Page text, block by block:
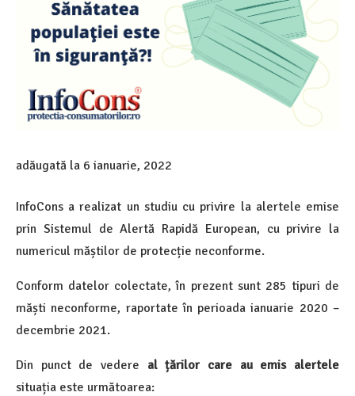
adăugată la 6 ianuarie, 2022
InfoCons a realizat un studiu cu privire la alertele emise
prin Sistemul de Alertă Rapidă European, cu privire la
numericul măștilor de protecție neconforme.
Conform datelor colectate, în prezent sunt 285 tipuri de
măști neconforme, raportate în perioada ianuarie 2020 –
decembrie 2021.
Din punct de vedere al țărilor care au emis alertele
situația este următoarea: